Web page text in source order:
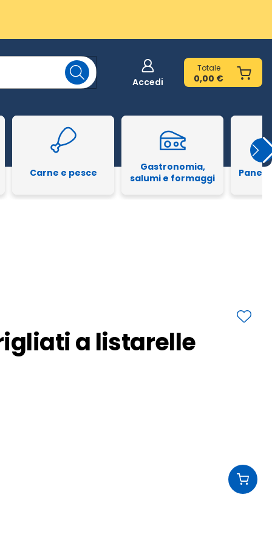
Accedi
Totale
0,00 €
Carne e pesce
Gastronomia,
salumi e formaggi
Pane
a listarelle